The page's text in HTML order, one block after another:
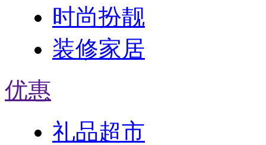
时尚扮靓
装修家居
优惠
礼品超市